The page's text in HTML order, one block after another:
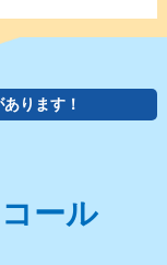
ります！
ール